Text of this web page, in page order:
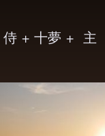
侍 + 十夢 + 主